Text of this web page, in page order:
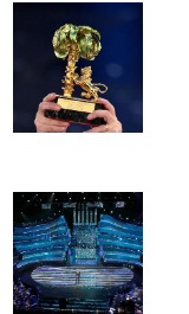
NEWS
FOTO
CONCORSI
EVENTI